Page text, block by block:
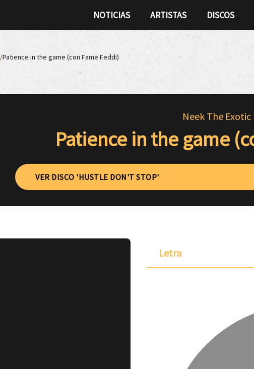
NOTICIAS ARTISTAS DISCOS
/Patience in the game (con Fame Feddi)
Neek The Exotic
Patience in the game
VER DISCO 'HUSTLE DON'T STOP'
Letra